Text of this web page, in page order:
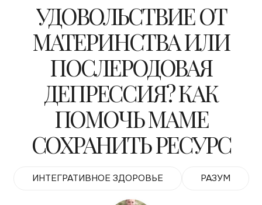
УДОВОЛЬСТВИЕ ОТ
МАТЕРИНСТВА ИЛИ
ПОСЛЕРОДОВАЯ
ДЕПРЕССИЯ? КАК
ПОМОЧЬ МАМЕ
СОХРАНИТЬ РЕСУРС
ИНТЕГРАТИВНОЕ ЗДОРОВЬЕ РАЗУМ